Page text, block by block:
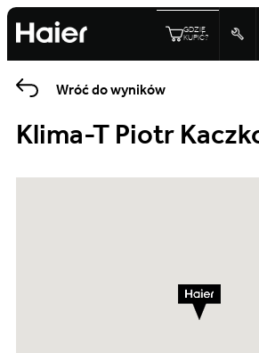
GDZIE
KUPIĆ?
Wróć do wyników
Klima-T Piotr